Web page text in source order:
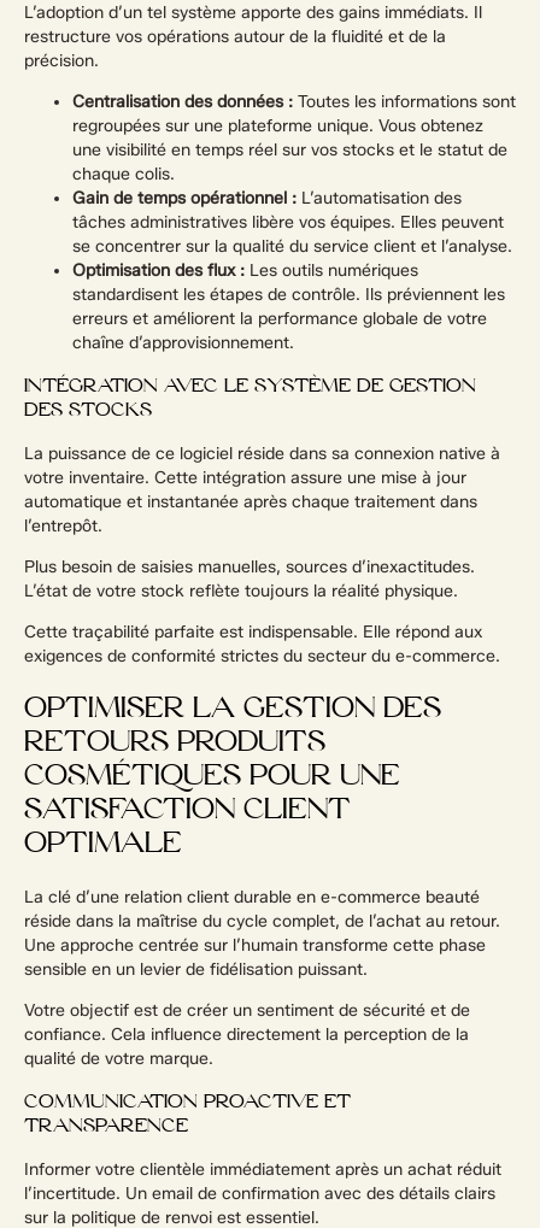
L’adoption d’un tel système apporte des gains immédiats. Il
restructure vos opérations autour de la fluidité et de la
précision.
Centralisation des données : Toutes les informations sont
regroupées sur une plateforme unique. Vous obtenez
une visibilité en temps réel sur vos stocks et le statut de
chaque colis.
Gain de temps opérationnel : L’automatisation des
tâches administratives libère vos équipes. Elles peuvent
se concentrer sur la qualité du service client et l’analyse.
Optimisation des flux : Les outils numériques
standardisent les étapes de contrôle. Ils préviennent les
erreurs et améliorent la performance globale de votre
chaîne d’approvisionnement.
INTÉGRATION AVEC LE SYSTÈME DE GESTION
DES STOCKS
La puissance de ce logiciel réside dans sa connexion native à
votre inventaire. Cette intégration assure une mise à jour
automatique et instantanée après chaque traitement dans
l’entrepôt.
Plus besoin de saisies manuelles, sources d’inexactitudes.
L’état de votre stock reflète toujours la réalité physique.
Cette traçabilité parfaite est indispensable. Elle répond aux
exigences de conformité strictes du secteur du e-commerce.
OPTIMISER LA GESTION DES
RETOURS PRODUITS
COSMÉTIQUES POUR UNE
SATISFACTION CLIENT
OPTIMALE
La clé d’une relation client durable en e-commerce beauté
réside dans la maîtrise du cycle complet, de l’achat au retour.
Une approche centrée sur l’humain transforme cette phase
sensible en un levier de fidélisation puissant.
Votre objectif est de créer un sentiment de sécurité et de
confiance. Cela influence directement la perception de la
qualité de votre marque.
COMMUNICATION PROACTIVE ET
TRANSPARENCE
Informer votre clientèle immédiatement après un achat réduit
l’incertitude. Un email de confirmation avec des détails clairs
sur la politique de renvoi est essentiel.